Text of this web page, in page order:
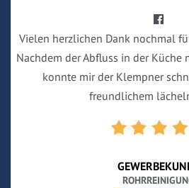
Vielen herzlichen Dank nochmal
Nachdem der Abfluss in der
konnte mir der Klempner
freundlichem